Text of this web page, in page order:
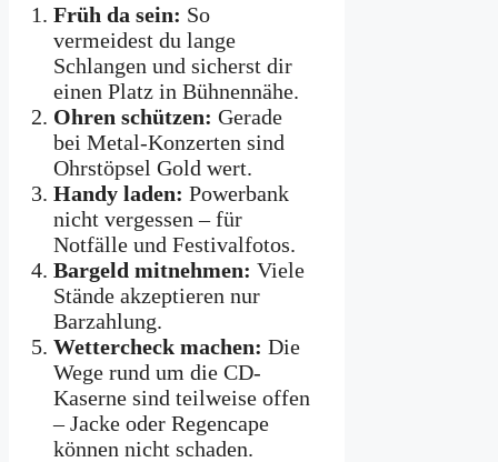
Früh da sein: So
vermeidest du lange
Schlangen und sicherst dir
einen Platz in Bühnennähe.
Ohren schützen: Gerade
bei Metal-Konzerten sind
Ohrstöpsel Gold wert.
Handy laden: Powerbank
nicht vergessen – für
Notfälle und Festivalfotos.
Bargeld mitnehmen: Viele
Stände akzeptieren nur
Barzahlung.
Wettercheck machen: Die
Wege rund um die CD-
Kaserne sind teilweise offen
– Jacke oder Regencape
können nicht schaden.